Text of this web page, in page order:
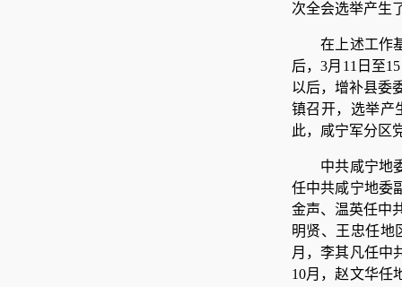
次全会选举产生
在上述工作
后，3月11日至
以后，增补县委
镇召开，选举产
此，咸宁军分区
中共咸宁地
任中共咸宁地委
金声、温英任中
明贤、王忠任地
月，李其凡任中
10月，赵文华任